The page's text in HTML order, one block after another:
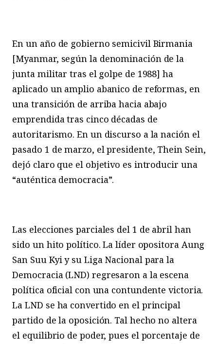
En un año de gobierno semicivil Birmania
[Myanmar, según la denominación de la
junta militar tras el golpe de 1988] ha
aplicado un amplio abanico de reformas, en
una transición de arriba hacia abajo
emprendida tras cinco décadas de
autoritarismo. En un discurso a la nación el
pasado 1 de marzo, el presidente, Thein Sein,
dejó claro que el objetivo es introducir una
“auténtica democracia”.
Las elecciones parciales del 1 de abril han
sido un hito político. La líder opositora Aung
San Suu Kyi y su Liga Nacional para la
Democracia (LND) regresaron a la escena
política oficial con una contundente victoria.
La LND se ha convertido en el principal
partido de la oposición. Tal hecho no altera
el equilibrio de poder, pues el porcentaje de